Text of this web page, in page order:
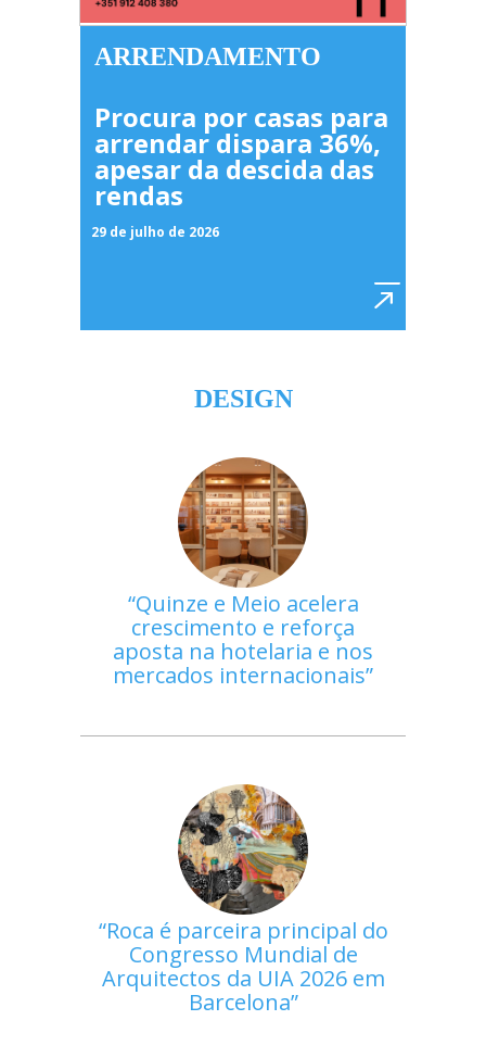
ARRENDAMENTO
Procura por casas para
arrendar dispara 36%,
apesar da descida das
rendas
29 de julho de 2026
DESIGN
Quinze e Meio acelera
crescimento e reforça
aposta na hotelaria e nos
mercados internacionais
Roca é parceira principal do
Congresso Mundial de
Arquitectos da UIA 2026 em
Barcelona